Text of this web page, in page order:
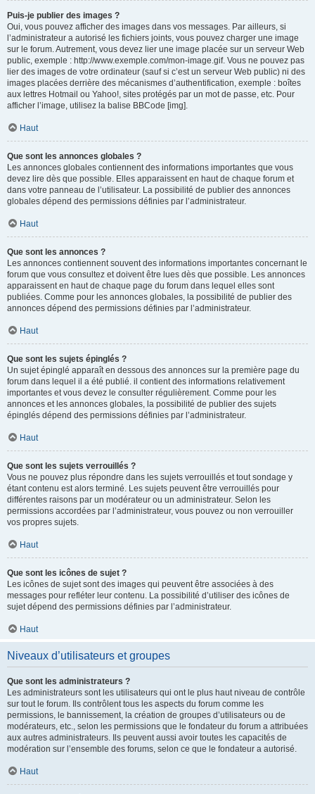
Puis-je publier des images ?
Oui, vous pouvez afficher des images dans vos messages. Par ailleurs, si
l’administrateur a autorisé les fichiers joints, vous pouvez charger une image
sur le forum. Autrement, vous devez lier une image placée sur un serveur Web
public, exemple : http://www.exemple.com/mon-image.gif. Vous ne pouvez pas
lier des images de votre ordinateur (sauf si c’est un serveur Web public) ni des
images placées derrière des mécanismes d’authentification, exemple : boîtes
aux lettres Hotmail ou Yahoo!, sites protégés par un mot de passe, etc. Pour
afficher l’image, utilisez la balise BBCode [img].
Haut
Que sont les annonces globales ?
Les annonces globales contiennent des informations importantes que vous
devez lire dès que possible. Elles apparaissent en haut de chaque forum et
dans votre panneau de l’utilisateur. La possibilité de publier des annonces
globales dépend des permissions définies par l’administrateur.
Haut
Que sont les annonces ?
Les annonces contiennent souvent des informations importantes concernant le
forum que vous consultez et doivent être lues dès que possible. Les annonces
apparaissent en haut de chaque page du forum dans lequel elles sont
publiées. Comme pour les annonces globales, la possibilité de publier des
annonces dépend des permissions définies par l’administrateur.
Haut
Que sont les sujets épinglés ?
Un sujet épinglé apparaît en dessous des annonces sur la première page du
forum dans lequel il a été publié. il contient des informations relativement
importantes et vous devez le consulter régulièrement. Comme pour les
annonces et les annonces globales, la possibilité de publier des sujets
épinglés dépend des permissions définies par l’administrateur.
Haut
Que sont les sujets verrouillés ?
Vous ne pouvez plus répondre dans les sujets verrouillés et tout sondage y
étant contenu est alors terminé. Les sujets peuvent être verrouillés pour
différentes raisons par un modérateur ou un administrateur. Selon les
permissions accordées par l’administrateur, vous pouvez ou non verrouiller
vos propres sujets.
Haut
Que sont les icônes de sujet ?
Les icônes de sujet sont des images qui peuvent être associées à des
messages pour refléter leur contenu. La possibilité d’utiliser des icônes de
sujet dépend des permissions définies par l’administrateur.
Haut
Niveaux d’utilisateurs et groupes
Que sont les administrateurs ?
Les administrateurs sont les utilisateurs qui ont le plus haut niveau de contrôle
sur tout le forum. Ils contrôlent tous les aspects du forum comme les
permissions, le bannissement, la création de groupes d’utilisateurs ou de
modérateurs, etc., selon les permissions que le fondateur du forum a attribuées
aux autres administrateurs. Ils peuvent aussi avoir toutes les capacités de
modération sur l’ensemble des forums, selon ce que le fondateur a autorisé.
Haut